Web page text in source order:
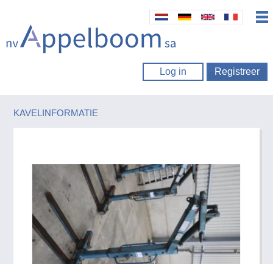
Log in Registreer
KAVELINFORMATIE